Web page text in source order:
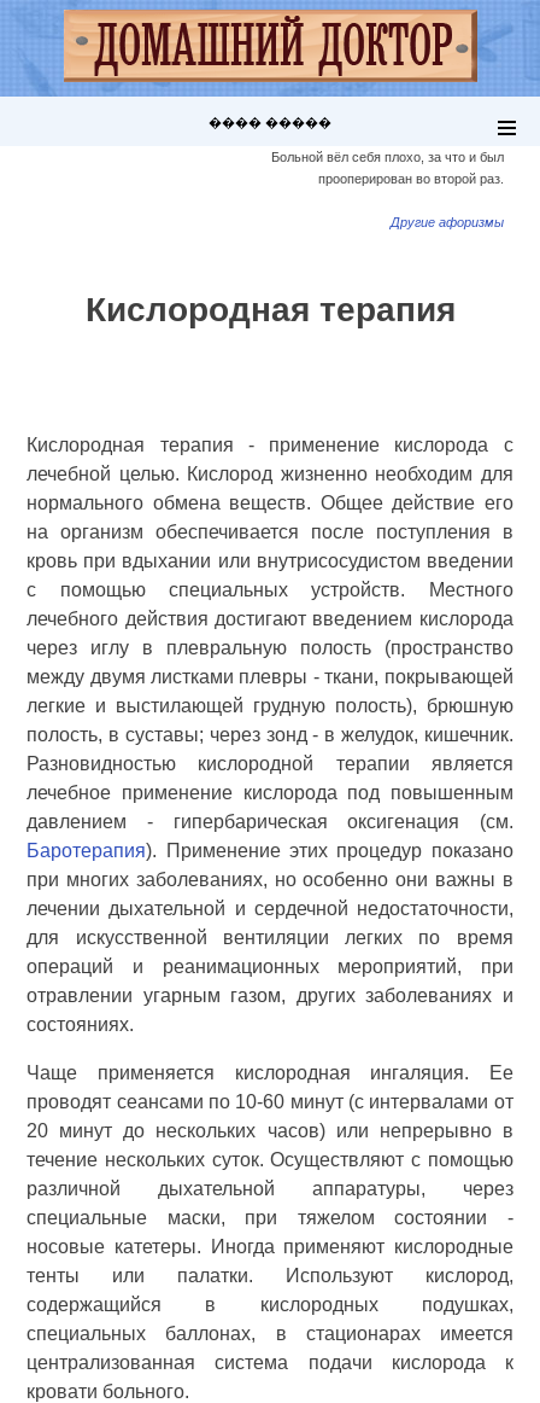
���� �����
Больной вёл себя плохо, за что и был
прооперирован во второй раз.
Другие афоризмы
Кислородная терапия
Кислородная терапия - применение кислорода с
лечебной целью. Кислород жизненно необходим для
нормального обмена веществ. Общее действие его
на организм обеспечивается после поступления в
кровь при вдыхании или внутрисосудистом введении
с помощью специальных устройств. Местного
лечебного действия достигают введением кислорода
через иглу в плевральную полость (пространство
между двумя листками плевры - ткани, покрывающей
легкие и выстилающей грудную полость), брюшную
полость, в суставы; через зонд - в желудок, кишечник.
Разновидностью кислородной терапии является
лечебное применение кислорода под повышенным
давлением - гипербарическая оксигенация (см.
Баротерапия). Применение этих процедур показано
при многих заболеваниях, но особенно они важны в
лечении дыхательной и сердечной недостаточности,
для искусственной вентиляции легких по время
операций и реанимационных мероприятий, при
отравлении угарным газом, других заболеваниях и
состояниях.
Чаще применяется кислородная ингаляция. Ее
проводят сеансами по 10-60 минут (с интервалами от
20 минут до нескольких часов) или непрерывно в
течение нескольких суток. Осуществляют с помощью
различной дыхательной аппаратуры, через
специальные маски, при тяжелом состоянии -
носовые катетеры. Иногда применяют кислородные
тенты или палатки. Используют кислород,
содержащийся в кислородных подушках,
специальных баллонах, в стационарах имеется
централизованная система подачи кислорода к
кровати больного.